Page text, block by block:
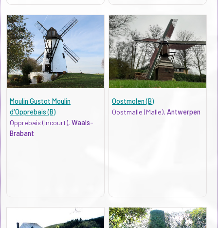
Moulin Gustot Moulin
d'Opprebais (B)
Opprebais (Incourt), Waals-
Brabant
Oostmolen (B)
Oostmalle (Malle),Antwerpen